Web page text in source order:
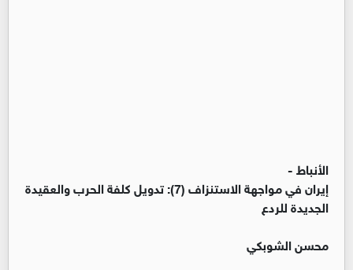
الأنباط -
إيران في مواجهة الاستنزاف (7): تدويل كلفة الحرب والعقيدة
الجديدة للردع
محسن الشوبكي